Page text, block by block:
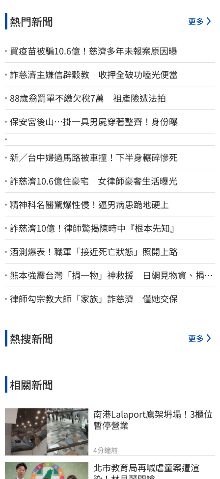
熱門新聞 更多
買疫苗被騙10.6億！慈濟多年未報案原因曝
詐慈濟主嫌信辟穀教 收押全破功嗑光便當
88歲翁罰單不繳欠稅7萬 祖產險遭法拍
保安宮後山…掛一具男屍穿著整齊！身份曝
新／台中婦過馬路被車撞！下半身輾碎慘死
詐慈濟10.6億住豪宅 女律師豪奢生活曝光
精神科名醫驚爆性侵！逼男病患跪地硬上
詐慈濟10億！律師驚揭陳時中『根本先知』
酒測爆表！職軍「接近死亡狀態」照開上路
熊本強震台灣「捐一物」神救援 日網見物資、捐款
喊：給台灣統治算了
律師勾宗教大師「家族」詐慈濟 僅她交保
熱搜新聞 更多
相關新聞
南港Lalaport鷹架坍塌！3櫃位
暫停營業
4分鐘前
北市教育局再喊虐童案遭渲